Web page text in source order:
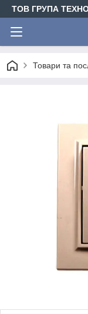
ТОВ ГРУПА
Товари та